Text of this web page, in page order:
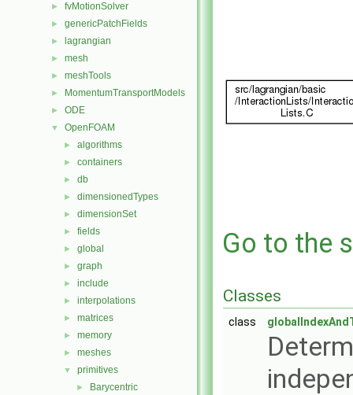
► fvMotionSolver
► genericPatchFields
► lagrangian
► mesh
► meshTools
► MomentumTransportModels
► ODE
▼ OpenFOAM
► algorithms
► containers
► db
► dimensionedTypes
► dimensionSet
► fields
► global
► graph
► include
► interpolations
► matrices
► memory
► meshes
▼ primitives
► Barycentric
Go to the
Classes
class